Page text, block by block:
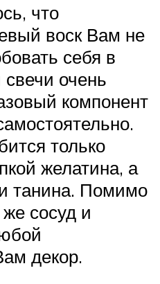
что
воск Вам не
себя в
свечи очень
компонент
только
желатина, а
танина. Помимо
сосуд и
декор.